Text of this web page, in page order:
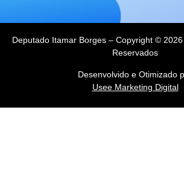
Deputado Itamar Borges – Copyright ©
Reservados
Desenvolvido e Otimizado
Usee Marketing Digital